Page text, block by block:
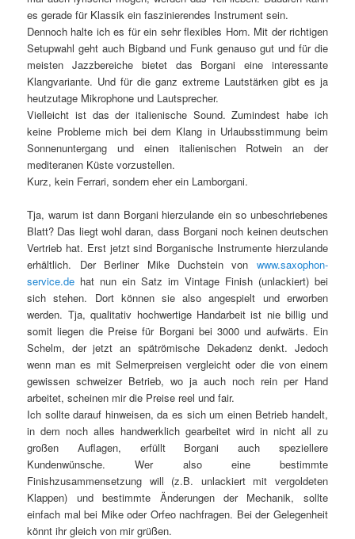
es gerade für Klassik ein faszinierendes Instrument sein.
Dennoch halte ich es für ein sehr flexibles Horn. Mit der richtigen
Setupwahl geht auch Bigband und Funk genauso gut und für die
meisten Jazzbereiche bietet das Borgani eine interessante
Klangvariante. Und für die ganz extreme Lautstärken gibt es ja
heutzutage Mikrophone und Lautsprecher.
Vielleicht ist das der italienische Sound. Zumindest habe ich
keine Probleme mich bei dem Klang in Urlaubsstimmung beim
Sonnenuntergang und einen italienischen Rotwein an der
mediteranen Küste vorzustellen.
Kurz, kein Ferrari, sondern eher ein Lamborgani.
Tja, warum ist dann Borgani hierzulande ein so unbeschriebenes
Blatt? Das liegt wohl daran, dass Borgani noch keinen deutschen
Vertrieb hat. Erst jetzt sind Borganische Instrumente hierzulande
erhältlich. Der Berliner Mike Duchstein von www.saxophon-
service.de hat nun ein Satz im Vintage Finish (unlackiert) bei
sich stehen. Dort können sie also angespielt und erworben
werden. Tja, qualitativ hochwertige Handarbeit ist nie billig und
somit liegen die Preise für Borgani bei 3000 und aufwärts. Ein
Schelm, der jetzt an spätrömische Dekadenz denkt. Jedoch
wenn man es mit Selmerpreisen vergleicht oder die von einem
gewissen schweizer Betrieb, wo ja auch noch rein per Hand
arbeitet, scheinen mir die Preise reel und fair.
Ich sollte darauf hinweisen, da es sich um einen Betrieb handelt,
in dem noch alles handwerklich gearbeitet wird in nicht all zu
großen Auflagen, erfüllt Borgani auch speziellere
Kundenwünsche. Wer also eine bestimmte
Finishzusammensetzung will (z.B. unlackiert mit vergoldeten
Klappen) und bestimmte Änderungen der Mechanik, sollte
einfach mal bei Mike oder Orfeo nachfragen. Bei der Gelegenheit
könnt ihr gleich von mir grüßen.